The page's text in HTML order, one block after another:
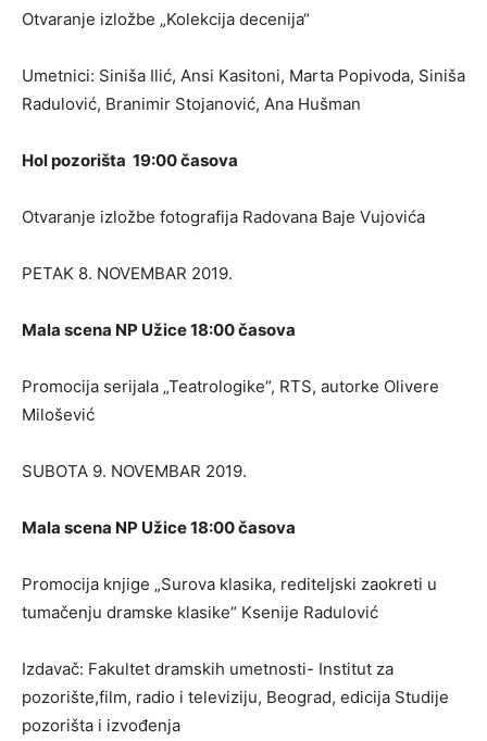
Otvaranje izložbe „Kolekcija decenija“
Umetnici: Siniša Ilić, Ansi Kasitoni, Marta Popivoda, Siniša
Radulović, Branimir Stojanović, Ana Hušman
Hol pozorišta 19:00 časova
Otvaranje izložbe fotografija Radovana Baje Vujovića
PETAK 8. NOVEMBAR 2019.
Mala scena NP Užice 18:00 časova
Promocija serijala „Teatrologike“, RTS, autorke Olivere
Milošević
SUBOTA 9. NOVEMBAR 2019.
Mala scena NP Užice 18:00 časova
Promocija knjige „Surova klasika, rediteljski zaokreti u
tumačenju dramske klasike“ Ksenije Radulović
Izdavač: Fakultet dramskih umetnosti- Institut za
pozorište,film, radio i televiziju, Beograd, edicija Studije
pozorišta i izvođenja